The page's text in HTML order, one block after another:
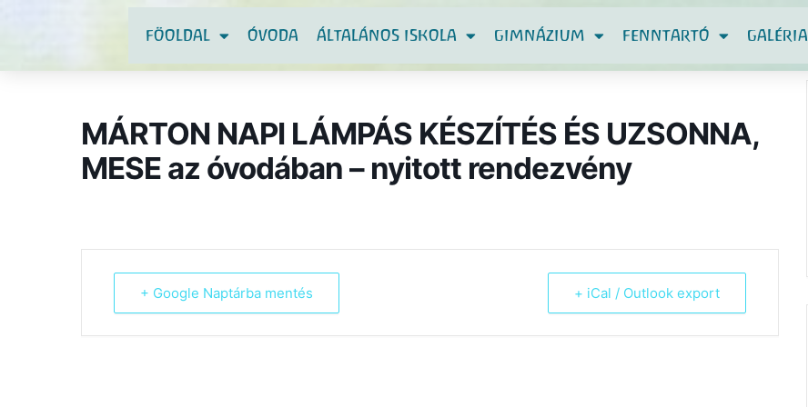
FÖOLDAL ÓVODA ÁLTALÁNOS ISKOLA GIMNÁZIUM FENNTARTÓ GALÉRIA
MÁRTON NAPI LÁMPÁS KÉSZÍTÉS ÉS UZSONNA,
MESE az óvodában – nyitott rendezvény
+ Google Naptárba mentés + iCal / Outlook export